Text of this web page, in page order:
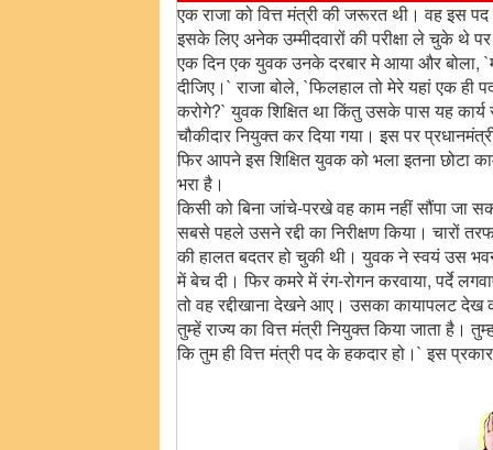
एक राजा को वित्त मंत्री की जरूरत थी। वह इस
इसके लिए अनेक उम्मीदवारों की परीक्षा ले चुके थे
एक दिन एक युवक उनके दरबार मे आया और बोला,
दीजिए।` राजा बोले, `फिलहाल तो मेरे यहां एक ही
करोगे?` युवक शिक्षित था किंतु उसके पास यह कार्य
चौकीदार नियुक्त कर दिया गया। इस पर
फिर आपने इस शिक्षित युवक को भला इतना छोटा
भरा है।
किसी को बिना जांचे-परखे वह काम नहीं सौंपा जा
सबसे पहले उसने रद्दी का निरीक्षण किया। चारों
की हालत बदतर हो चुकी थी। युवक ने स्वयं उस भवन
में बेच दी। फिर कमरे में रंग-रोगन करवाया, पर्दे
तो वह रद्दीखाना देखने आए। उसका कायापलट
तुम्हें राज्य का वित्त मंत्री नियुक्त किया जाता है।
कि तुम ही वित्त मंत्री पद के हकदार हो।` इस